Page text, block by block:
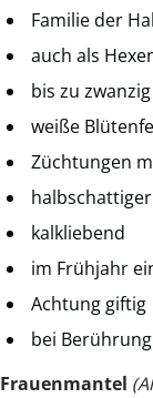
Familie der
auch als
bis zu
weiße
Züchtungen
kalkliebend
im Frühjahr
Achtung giftig
bei
Frauenmantel